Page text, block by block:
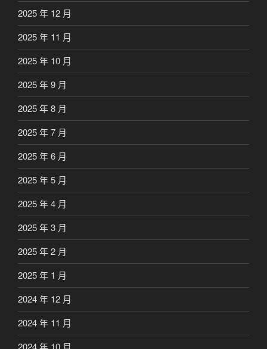
2025 年 12 月
2025 年 11 月
2025 年 10 月
2025 年 9 月
2025 年 8 月
2025 年 7 月
2025 年 6 月
2025 年 5 月
2025 年 4 月
2025 年 3 月
2025 年 2 月
2025 年 1 月
2024 年 12 月
2024 年 11 月
2024 年 10 月